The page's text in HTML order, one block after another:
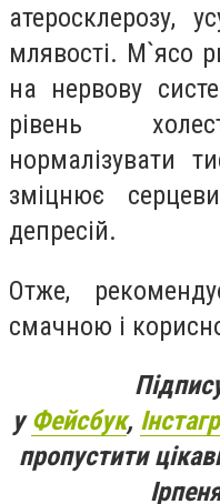
атеросклерозу,
млявості. М`ясо
на нервову
рівень
нормалізувати
зміцнює
депресій.
Отже,
смачною і
уФейсбук,
пропустити